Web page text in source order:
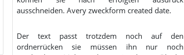
ausschneiden. Avery zweckform created date.
Der text passt trotzdem noch auf den
ordnerrücken sie müssen ihn nur noch